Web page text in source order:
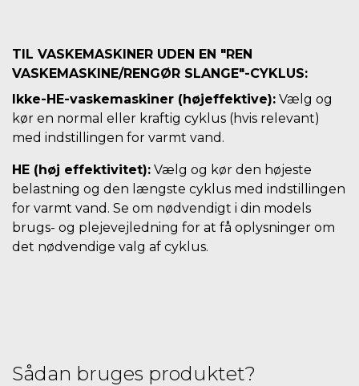
TIL VASKEMASKINER UDEN EN "REN
VASKEMASKINE/RENGØR SLANGE"-CYKLUS:
Ikke-HE-vaskemaskiner (højeffektive): Vælg og
kør en normal eller kraftig cyklus (hvis relevant)
med indstillingen for varmt vand.
HE (høj effektivitet): Vælg og kør den højeste
belastning og den længste cyklus med indstillingen
for varmt vand. Se om nødvendigt i din models
brugs- og plejevejledning for at få oplysninger om
det nødvendige valg af cyklus.
Sådan bruges produktet?